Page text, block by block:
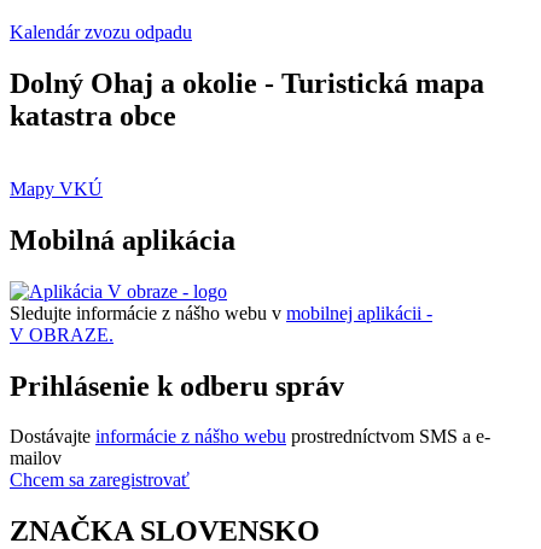
Kalendár zvozu odpadu
Dolný Ohaj a okolie - Turistická mapa
katastra obce
Mapy VKÚ
Mobilná aplikácia
Sledujte informácie z nášho webu v mobilnej aplikácii -
V OBRAZE.
Prihlásenie k odberu správ
Dostávajte informácie z nášho webu prostredníctvom SMS a e-
mailov
Chcem sa zaregistrovať
ZNAČKA SLOVENSKO